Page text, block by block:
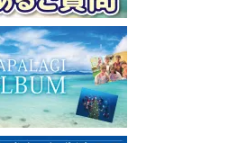
ール
4
ダイビング #スキューバダイビング